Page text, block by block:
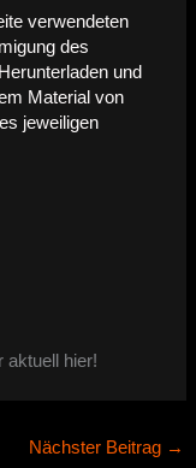
verwendeten
des
und
Material von
jeweiligen
aktuell hier!
Nächster Beitrag →